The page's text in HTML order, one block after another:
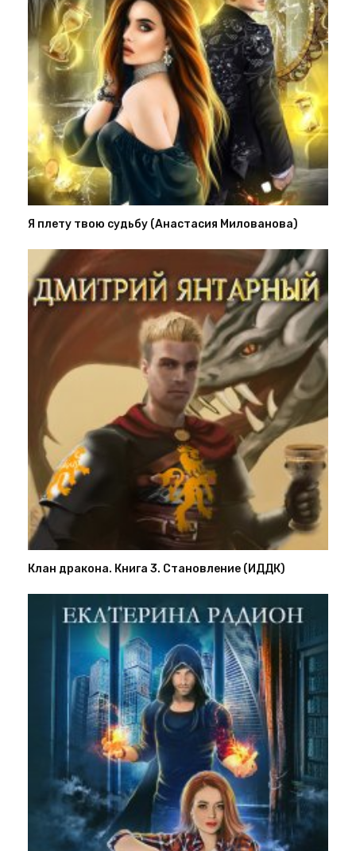
Я плету твою судьбу (Анастасия Милованова)
Клан дракона. Книга 3. Становление (ИДДК)